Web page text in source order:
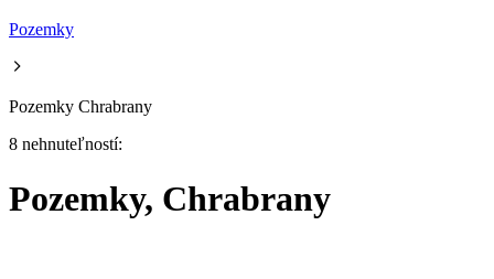
Pozemky
Pozemky Chrabrany
8 nehnuteľností:
Pozemky, Chrabrany